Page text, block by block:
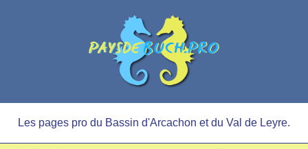
Les pages pro du Bassin d'Arcachon et du Val de Leyre.